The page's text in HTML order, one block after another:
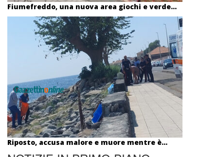
Fiumefreddo, una nuova area giochi e verde...
Riposto, accusa malore e muore mentre è...